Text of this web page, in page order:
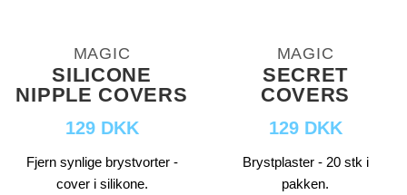
MAGIC
SILICONE
NIPPLE COVERS
129 DKK
Fjern synlige brystvorter -
cover i silikone.
MAGIC
SECRET
COVERS
129 DKK
Brystplaster - 20 stk i
pakken.